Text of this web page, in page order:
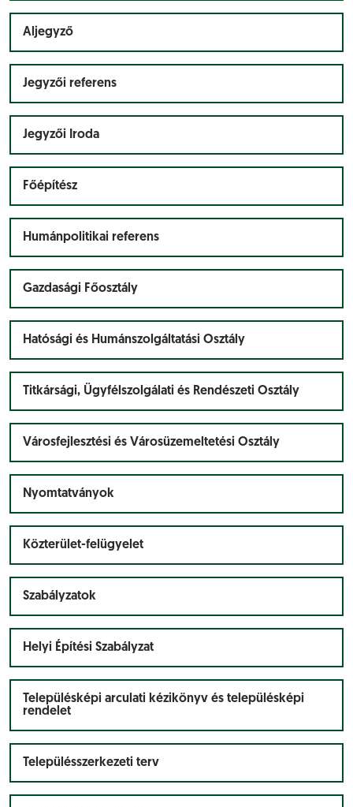
Aljegyző
Jegyzői referens
Jegyzői Iroda
Főépítész
Humánpolitikai referens
Gazdasági Főosztály
Hatósági és Humánszolgáltatási Osztály
Titkársági, Ügyfélszolgálati és Rendészeti Osztály
Városfejlesztési és Városüzemeltetési Osztály
Nyomtatványok
Közterület-felügyelet
Szabályzatok
Helyi Építési Szabályzat
Településképi arculati kézikönyv és településképi
rendelet
Településszerkezeti terv